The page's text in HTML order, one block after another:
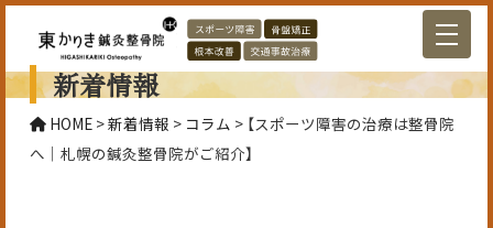
新着情報
HOME>新着情報 > コラム > 【スポーツ障害の治療は整骨院
へ│札幌の鍼灸整骨院がご紹介】